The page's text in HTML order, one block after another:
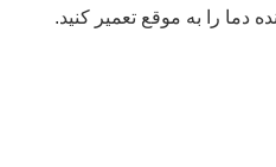
دما را به موقع تعمیر کنید.